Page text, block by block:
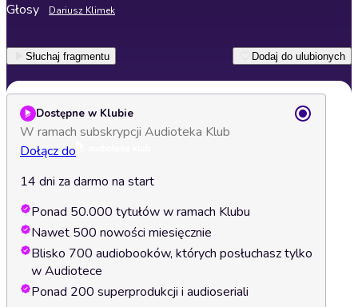
Głosy Dariusz Klimek
Słuchaj fragmentu Dodaj do ulubionych
Dostępne w Klubie
W ramach subskrypcji Audioteka Klub
Dołącz do
14 dni za darmo na start
Ponad 50.000 tytułów w ramach Klubu
Nawet 500 nowości miesięcznie
Blisko 700 audiobooków, których posłuchasz tylko
w Audiotece
Ponad 200 superprodukcji i audioseriali